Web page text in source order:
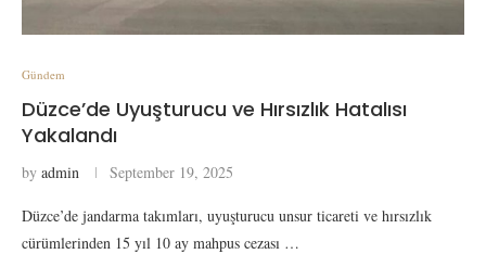
Gündem
Düzce’de Uyuşturucu ve Hırsızlık Hatalısı
Yakalandı
by admin September 19, 2025
Düzce’de jandarma takımları, uyuşturucu unsur ticareti ve hırsızlık
cürümlerinden 15 yıl 10 ay mahpus cezası …